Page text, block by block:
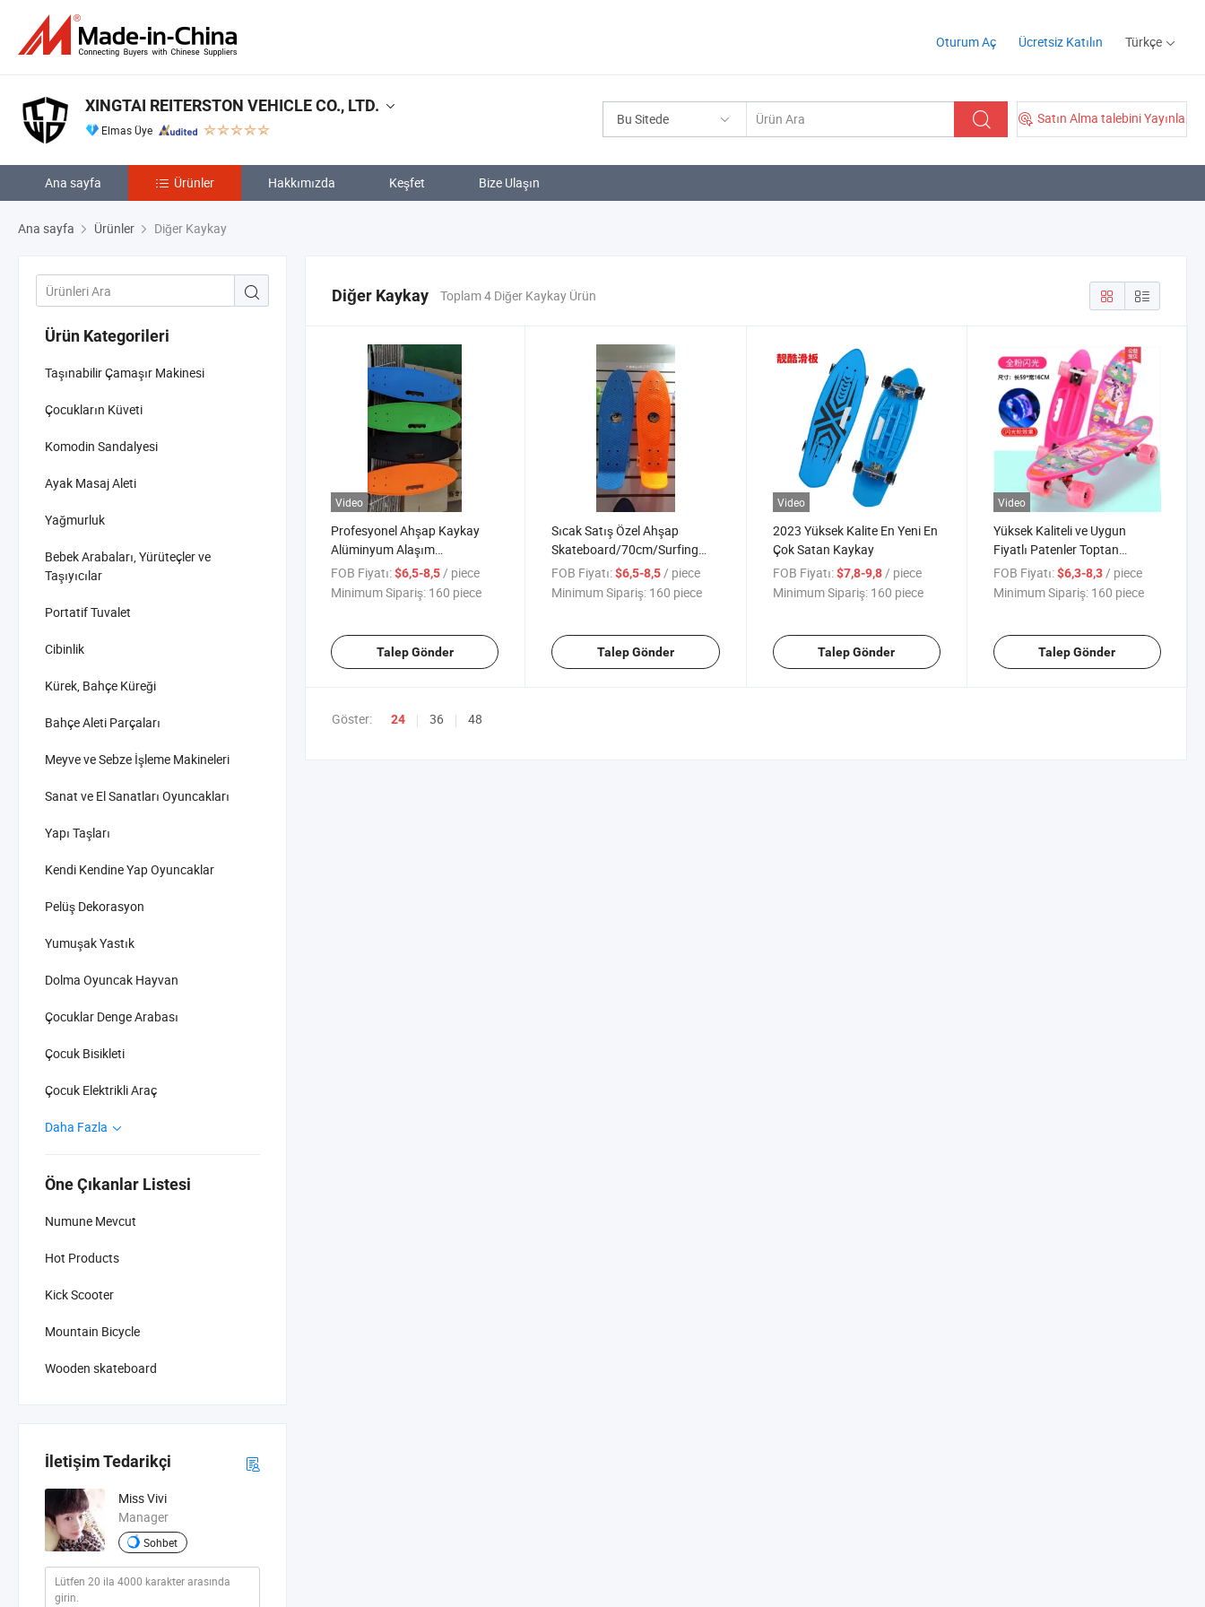
Oturum Aç Ücretsiz Katılın Türkçe
Bu Sitede Satın Alma talebini Yayınla
XINGTAI REITERSTON VEHICLE CO., LTD.
Elmas Üye
Ana sayfa Ürünler Hakkımızda Keşfet Bize Ulaşın
Ana sayfa Ürünler Diğer Kaykay
Ürün Kategorileri
Taşınabilir Çamaşır Makinesi
Çocukların Küveti
Komodin Sandalyesi
Ayak Masaj Aleti
Yağmurluk
Bebek Arabaları, Yürüteçler ve
Taşıyıcılar
Portatif Tuvalet
Cibinlik
Kürek, Bahçe Küreği
Bahçe Aleti Parçaları
Meyve ve Sebze İşleme Makineleri
Sanat ve El Sanatları Oyuncakları
Yapı Taşları
Kendi Kendine Yap Oyuncaklar
Pelüş Dekorasyon
Yumuşak Yastık
Dolma Oyuncak Hayvan
Çocuklar Denge Arabası
Çocuk Bisikleti
Çocuk Elektrikli Araç
Daha Fazla
Öne Çıkanlar Listesi
Numune Mevcut
Hot Products
Kick Scooter
Mountain Bicycle
Wooden skateboard
İletişim Tedarikçi
Miss Vivi
Manager
Sohbet
Diğer Kaykay Toplam 4 Diğer Kaykay Ürün
Video
Profesyonel Ahşap Kaykay
Alüminyum Alaşım
Bracket/60 * 45PU Işık
Tekerlek Çevre Dostu Malzeme
FOB Fiyatı:$6,5-8,5/ piece
Minimum Sipariş: 160 piece
Talep Gönder
Sıcak Satış Özel Ahşap
Skateboard/70cm/Surfing
Kaykay
FOB Fiyatı: $6,5-8,5/ piece
Minimum Sipariş: 160 piece
Talep Gönder
Video
2023 Yüksek Kalite En Yeni En
Çok Satan Kaykay
FOB Fiyatı: $7,8-9,8/ piece
Minimum Sipariş: 160 piece
Talep Gönder
Video
Yüksek Kaliteli ve Uygun
Fiyatlı Patenler Toptan
Satılabilir
FOB Fiyatı: $6,3-8,3/ piece
Minimum Sipariş: 160 piece
Talep Gönder
Göster: 24 36 48